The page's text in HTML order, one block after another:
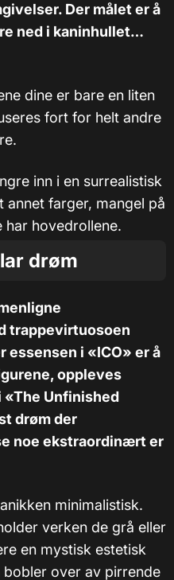
Der målet er å
ned i kaninhullet…
dine er bare en liten
fort for helt andre
inn i en surrealistisk
farger, mangel på
hovedrollene.
drøm
trappevirtuosoen
essensen i «ICO» er å
oppleves
Unfinished
drøm der
noe ekstraordinært er
minimalistisk.
verken de grå eller
en mystisk estetisk
over av pirrende